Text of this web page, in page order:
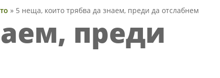
» 5 неща, които трябва да знаем, преди да отслабнем
преди